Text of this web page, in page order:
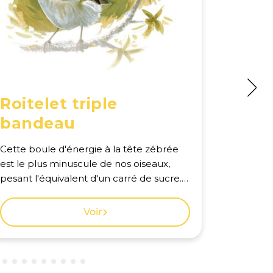
Roitelet triple
bandeau
Cette boule d'énergie à la tête zébrée
est le plus minuscule de nos oiseaux,
pesant l'équivalent d'un carré de sucre.
vous permettra de tester vos oreilles : il
aligne des notes si aigües qu'elles ne
sont pas perçues par tous ! Voir la carte
Voir